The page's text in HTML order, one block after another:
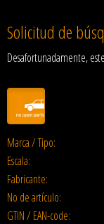
Solicitud de
Desafortunadamente,
Marca / Tipo:
Escala:
Fabricante:
No de artículo:
GTIN / EAN-code: